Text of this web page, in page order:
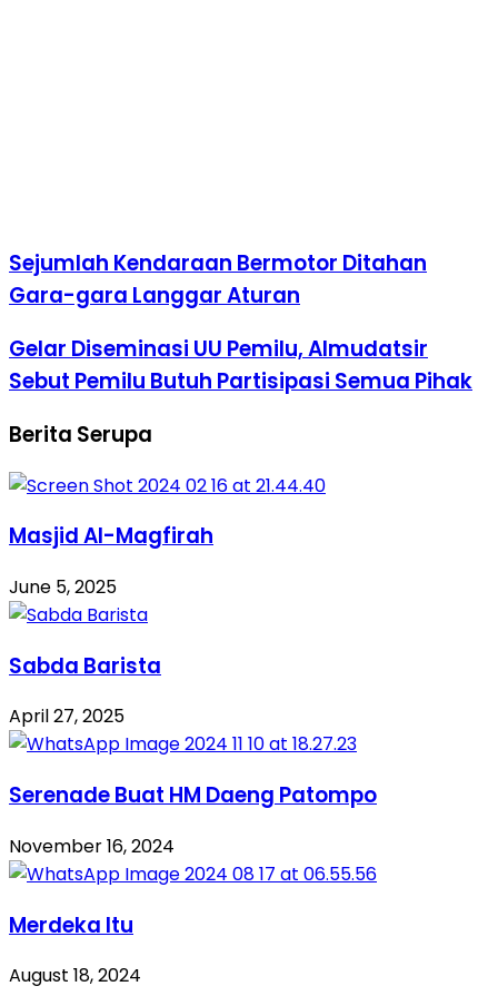
Sejumlah Kendaraan Bermotor Ditahan
Gara-gara Langgar Aturan
Gelar Diseminasi UU Pemilu, Almudatsir
Sebut Pemilu Butuh Partisipasi Semua Pihak
Berita Serupa
Masjid Al-Magfirah
June 5, 2025
Sabda Barista
April 27, 2025
Serenade Buat HM Daeng Patompo
November 16, 2024
Merdeka Itu
August 18, 2024